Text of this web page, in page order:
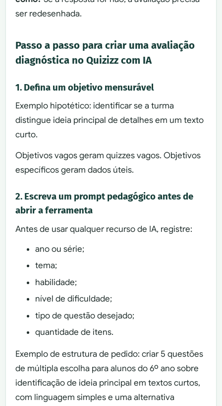
ser redesenhada.
Passo a passo para criar uma avaliação
diagnóstica no Quizizz com IA
1. Defina um objetivo mensurável
Exemplo hipotético: identificar se a turma
distingue ideia principal de detalhes em um texto
curto.
Objetivos vagos geram quizzes vagos. Objetivos
específicos geram dados úteis.
2. Escreva um prompt pedagógico antes de
abrir a ferramenta
Antes de usar qualquer recurso de IA, registre:
ano ou série;
tema;
habilidade;
nível de dificuldade;
tipo de questão desejado;
quantidade de itens.
Exemplo de estrutura de pedido: criar 5 questões
de múltipla escolha para alunos do 6º ano sobre
identificação de ideia principal em textos curtos,
com linguagem simples e uma alternativa